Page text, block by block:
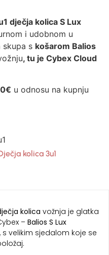
dječja kolica S Lux
i udobnom u
skupa s košarom Balios
, tu je Cybex Cloud
u odnosu na kupnju
kolica 3u1
kolica vožnja je glatka
– Balios S Lux
velikim sjedalom koje se